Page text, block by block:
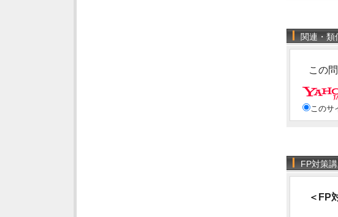
関連・類
この
このサ
FP対策
＜FP